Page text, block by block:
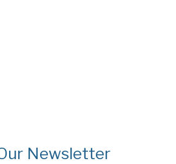
Newsletter